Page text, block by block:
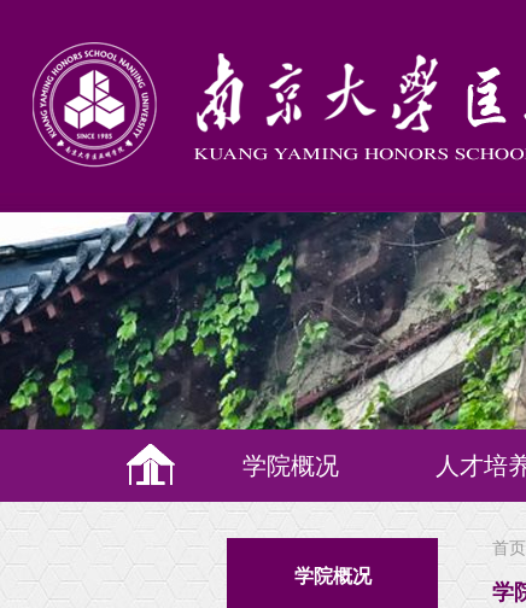
学院概况
培养理念
机构设置
人才培
教学体系
培养方案
本科生科研
学院概况
首页
学